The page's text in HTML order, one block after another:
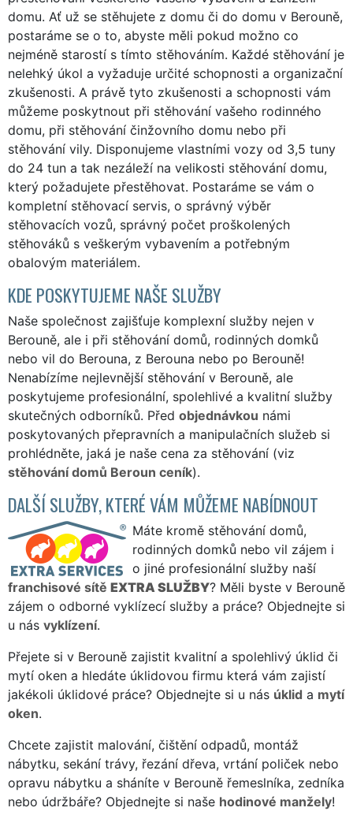
domu. Ať už se stěhujete z domu či do domu v Berouně,
postaráme se o to, abyste měli pokud možno co
nejméně starostí s tímto stěhováním. Každé stěhování je
nelehký úkol a vyžaduje určité schopnosti a organizační
zkušenosti. A právě tyto zkušenosti a schopnosti vám
můžeme poskytnout při stěhování vašeho rodinného
domu, při stěhování činžovního domu nebo při
stěhování vily. Disponujeme vlastními vozy od 3,5 tuny
do 24 tun a tak nezáleží na velikosti stěhování domu,
který požadujete přestěhovat. Postaráme se vám o
kompletní stěhovací servis, o správný výběr
stěhovacích vozů, správný počet proškolených
stěhováků s veškerým vybavením a potřebným
obalovým materiálem.
KDE POSKYTUJEME NAŠE SLUŽBY
Naše společnost zajišťuje komplexní služby nejen v
Berouně, ale i při stěhování domů, rodinných domků
nebo vil do Berouna, z Berouna nebo po Berouně!
Nenabízíme nejlevnější stěhování v Berouně, ale
poskytujeme profesionální, spolehlivé a kvalitní služby
skutečných odborníků. Před objednávkou námi
poskytovaných přepravních a manipulačních služeb si
prohlédněte, jaká je naše cena za stěhování (viz
stěhování domů Beroun ceník).
DALŠÍ SLUŽBY, KTERÉ VÁM MŮŽEME NABÍDNOUT
Máte kromě stěhování domů,
rodinných domků nebo vil zájem i
o jiné profesionální služby naší
franchisové sítě EXTRA SLUŽBY? Měli byste v Berouně
zájem o odborné vyklízecí služby a práce? Objednejte si
u nás vyklízení.
Přejete si v Berouně zajistit kvalitní a spolehlivý úklid či
mytí oken a hledáte úklidovou firmu která vám zajistí
jakékoli úklidové práce? Objednejte si u nás úklid a mytí
oken.
Chcete zajistit malování, čištění odpadů, montáž
nábytku, sekání trávy, řezání dřeva, vrtání poliček nebo
opravu nábytku a sháníte v Berouně řemeslníka, zedníka
nebo údržbáře? Objednejte si naše hodinové manžely!